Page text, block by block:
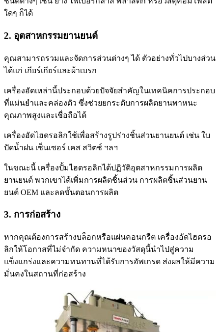
ใดๆ ก็ได้
2. อุตสาหกรรมยานยนต์
คุณสามารถรวมและจัดการส่วนต่างๆ ได้ ตัวอย่างทั่วไปบางส่วน
ได้แก่ เกียร์เกียร์และผ้าเบรก
เครื่องอัดเหล่านี้ประกอบด้วยปัจจัยสำคัญในเทคนิคการประกอบ
ที่แม่นยำและคล่องตัว ซึ่งช่วยยกระดับการผลิตยานพาหนะ
คุณภาพสูงและเชื่อถือได้
เครื่องอัดไฮดรอลิกใช้เพื่อสร้างรูปร่างชิ้นส่วนยานยนต์ เช่น ใบ
ปัดน้ำฝน เซ็นเซอร์ เคส สวิตช์ ฯลฯ
ในขณะนี้ เครื่องปั้มไฮดรอลิกได้ปฏิวัติอุตสาหกรรมการผลิต
ยานยนต์ พวกเขาได้เพิ่มการผลิตชิ้นส่วน การผลิตชิ้นส่วนยาน
ยนต์ OEM และลดขั้นตอนการผลิต
3. การก่อสร้าง
หากคุณต้องการสร้างบล็อกหรือแผ่นคอนกรีต เครื่องอัดไฮดรอ
ลิกให้โอกาสที่ไม่จำกัด ความหนาของวัสดุนี้นำไปสู่ความ
แข็งแกร่งและความทนทานที่ได้รับการอัพเกรด ส่งผลให้มีความ
มั่นคงในสถานที่ก่อสร้าง